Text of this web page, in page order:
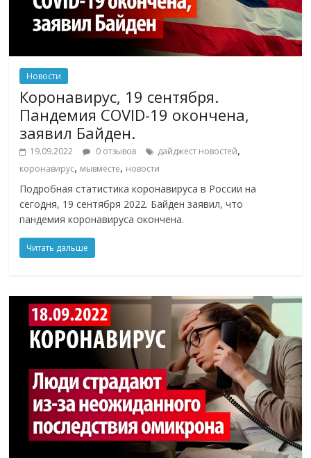
Новости
Коронавирус, 19 сентября.
Пандемия COVID-19 окончена,
заявил Байден.
19.09.2022 0 отзывов дайджест новостей,
коронавирус, мывместе, новости
Подробная статистика коронавируса в России на
сегодня, 19 сентября 2022. Байден заявил, что
пандемия коронавируса окончена.
Читать дальше